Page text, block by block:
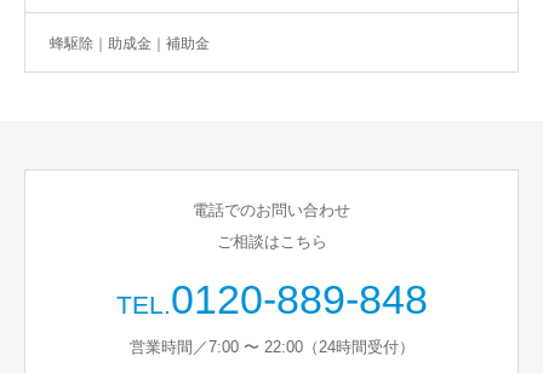
蜂駆除｜助成金｜補助金
電話でのお問い合わせ
ご相談はこちら
TEL.0120-889-848
営業時間／7:00 〜 22:00（24時間受付）